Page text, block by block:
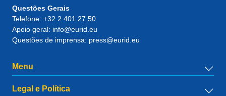
Questões Gerais
Telefone: +32 2 401 27 50
Apoio geral: info@eurid.eu
Questões de imprensa: press@eurid.eu
Menu
Legal e Política